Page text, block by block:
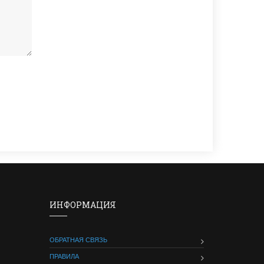
ИНФОРМАЦИЯ
ОБРАТНАЯ СВЯЗЬ
ПРАВИЛА